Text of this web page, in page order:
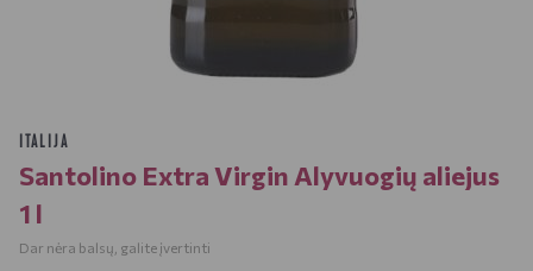
ITALIJA
Santolino Extra Virgin Alyvuogių aliejus
1 l
Dar nėra balsų, galite įvertinti